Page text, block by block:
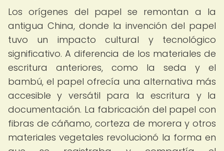
Los orígenes del papel se remontan a la
antigua China, donde la invención del papel
tuvo un impacto cultural y tecnológico
significativo. A diferencia de los materiales de
escritura anteriores, como la seda y el
bambú, el papel ofrecía una alternativa más
accesible y versátil para la escritura y la
documentación. La fabricación del papel con
fibras de cáñamo, corteza de morera y otros
materiales vegetales revolucionó la forma en